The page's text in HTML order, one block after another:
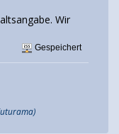
Wir
Gespeichert